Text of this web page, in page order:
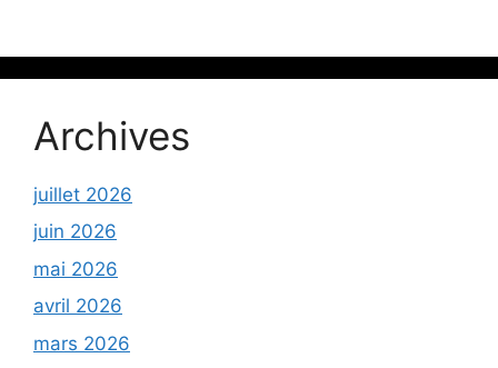
Archives
juillet 2026
juin 2026
mai 2026
avril 2026
mars 2026